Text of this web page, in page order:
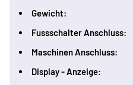
Gewicht:
Fussschalter Anschluss:
Maschinen Anschluss:
Display - Anzeige: